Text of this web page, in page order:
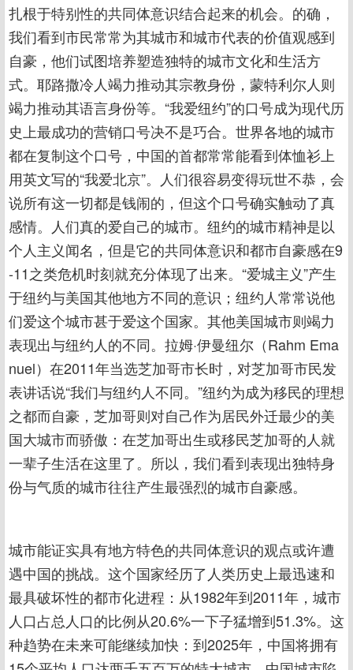
扎根于特别性的共同体意识结合起来的机会。的确，
我们看到市民常常为其城市和城市代表的价值观感到
自豪，他们试图培养塑造独特的城市文化和生活方
式。耶路撒冷人竭力推动其宗教身份，蒙特利尔人则
竭力推动其语言身份等。“我爱纽约”的口号成为现代历
史上最成功的营销口号决不是巧合。世界各地的城市
都在复制这个口号，中国的首都常常能看到体恤衫上
用英文写的“我爱北京”。人们很容易变得玩世不恭，会
说所有这一切都是钱闹的，但这个口号确实触动了真
感情。人们真的爱自己的城市。纽约的城市精神是以
个人主义闻名，但是它的共同体意识和都市自豪感在9
-11之类危机时刻就充分体现了出来。“爱城主义”产生
于纽约与美国其他地方不同的意识；纽约人常常说他
们爱这个城市甚于爱这个国家。其他美国城市则竭力
表现出与纽约人的不同。拉姆·伊曼纽尔（Rahm Ema
nuel）在2011年当选芝加哥市长时，对芝加哥市民发
表讲话说“我们与纽约人不同。”纽约为成为移民的理想
之都而自豪，芝加哥则对自己作为居民外迁最少的美
国大城市而骄傲：在芝加哥出生或移民芝加哥的人就
一辈子生活在这里了。所以，我们看到表现出独特身
份与气质的城市往往产生最强烈的城市自豪感。
城市能证实具有地方特色的共同体意识的观点或许遭
遇中国的挑战。这个国家经历了人类历史上最迅速和
最具破坏性的都市化进程：从1982年到2011年，城市
人口占总人口的比例从20.6%一下子猛增到51.3%。这
种趋势在未来可能继续加快：到2025年，中国将拥有